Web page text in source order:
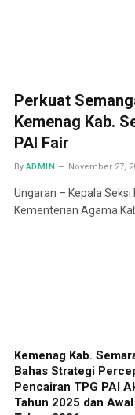
Perkuat
Kemenag Kab.
PAI Fair
By ADMIN November 27,
Ungaran – Kepala
Kementerian Agama
Kemenag Kab.
Bahas Strategi
Pencairan TPG PAI
Tahun 2025 dan Awal